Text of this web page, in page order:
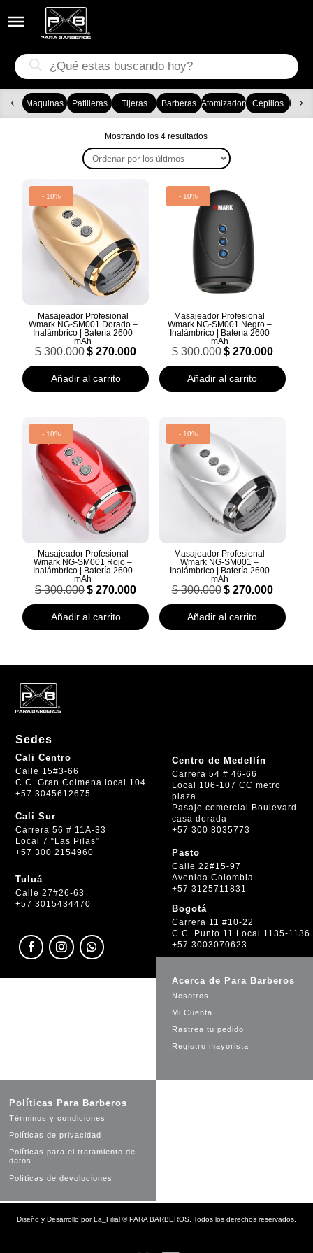
Búsqueda
de
productos
Maquinas Patilleras Tijeras Barberas AtomizadoresCepillos
Mostrando los 4 resultadosOrdenado
por
los
- 10%
Masajeador Profesional
Wmark NG-SM001 Dorado –
Inalámbrico | Batería 2600
mAh
$300.000 El
precio
original
era:
$ 270.000
actual
$ 270.000.
Añadir al carrito
- 10%
Masajeador Profesional
Wmark NG-SM001 Negro –
Inalámbrico | Batería 2600
mAh
$300.000 El
precio
original
era:
$270.000El
actual
$ 270.000.
Añadir al carrito
- 10%
Masajeador Profesional
Wmark NG-SM001 Rojo –
Inalámbrico | Batería 2600
mAh
$300.000 El
precio
original
era:
$ 270.000
actual
$ 270.000.
Añadir al carrito
- 10%
Masajeador Profesional
Wmark NG-SM001 –
Inalámbrico | Batería 2600
mAh
$300.000 El
precio
original
era:
$270.000El
actual
$ 270.000.
Añadir al carrito
Sedes
Cali Centro
Calle 15#3-66
C.C. Gran Colmena local 104
+57 3045612675
Cali Sur
Carrera 56 # 11A-33
Local 7 “Las Pilas”
+57 300 2154960
Tuluá
Calle 27#26-63
+57 3015434470
Centro de Medellín
Carrera 54 # 46-66
Local 106-107 CC metro
plaza
Pasaje comercial Boulevard
casa dorada
+57 300 8035773
Pasto
Calle 22#15-97
Avenida Colombia
+57 3125711831
Bogotá
Carrera 11 #10-22
C.C. Punto 11 Local 1135-1136
+57 3003070623
Acerca de Para Barberos
Nosotros
Mi Cuenta
Rastrea tu pedido
Registro mayorista
Políticas Para Barberos
Términos y condiciones
Políticas de privacidad
Políticas para el tratamiento de
datos
Políticas de devoluciones
Diseño y Desarrollo porLa_Filial ©PARA BARBEROS. Todos los derechos reservados.